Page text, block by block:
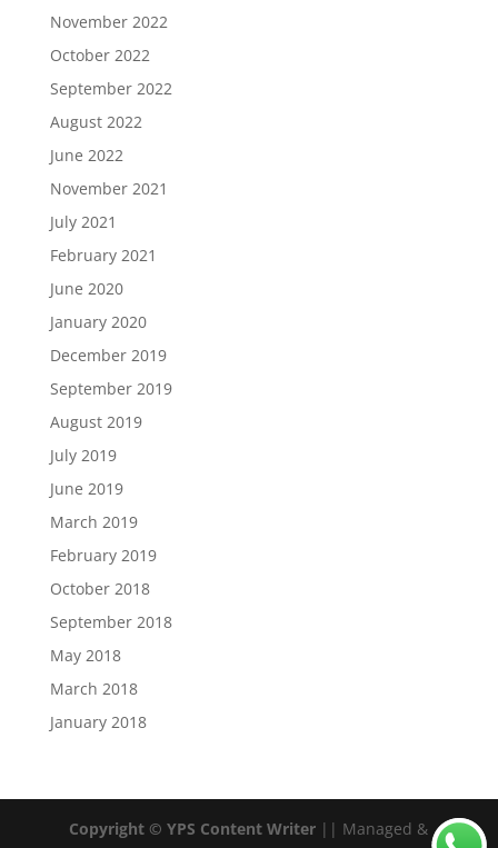
November 2022
October 2022
September 2022
August 2022
June 2022
November 2021
July 2021
February 2021
June 2020
January 2020
December 2019
September 2019
August 2019
July 2019
June 2019
March 2019
February 2019
October 2018
September 2018
May 2018
March 2018
January 2018
Copyright © YPS Content Writer || Managed &